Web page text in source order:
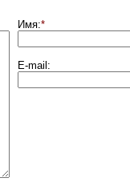
Имя:*
E-mail: